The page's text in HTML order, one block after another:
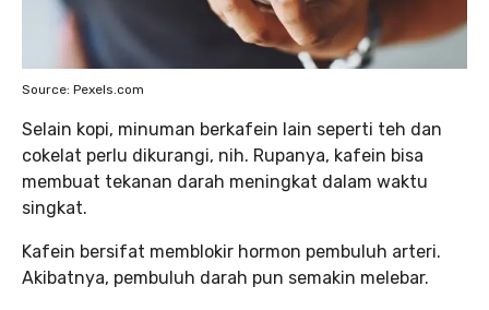
Source: Pexels.com
Selain kopi, minuman berkafein lain seperti teh dan
cokelat perlu dikurangi, nih. Rupanya, kafein bisa
membuat tekanan darah meningkat dalam waktu
singkat.
Kafein bersifat memblokir hormon pembuluh arteri.
Akibatnya, pembuluh darah pun semakin melebar.